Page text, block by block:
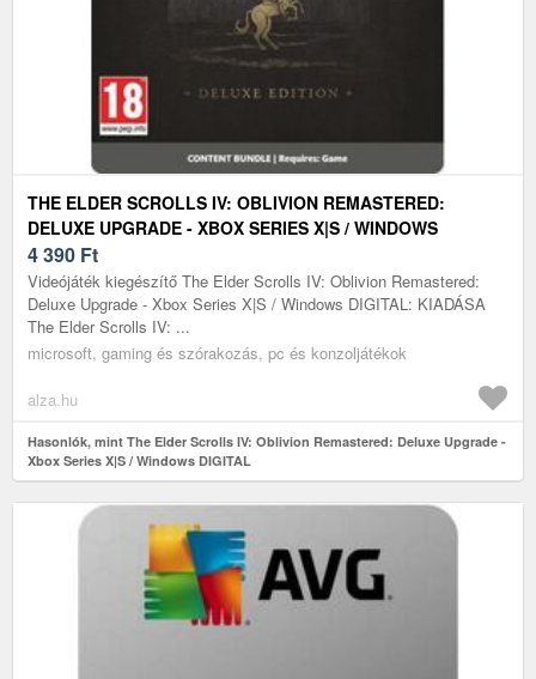
THE ELDER SCROLLS IV: OBLIVION REMASTERED:
DELUXE UPGRADE - XBOX SERIES X|S / WINDOWS
DIGITAL
4 390 Ft
Videójáték kiegészítő The Elder Scrolls IV: Oblivion Remastered:
Deluxe Upgrade - Xbox Series X|S / Windows DIGITAL: KIADÁSA
The Elder Scrolls IV: ...
microsoft, gaming és szórakozás, pc és konzoljátékok
alza.hu
Hasonlók, mint The Elder Scrolls IV: Oblivion Remastered: Deluxe Upgrade -
Xbox Series X|S / Windows DIGITAL